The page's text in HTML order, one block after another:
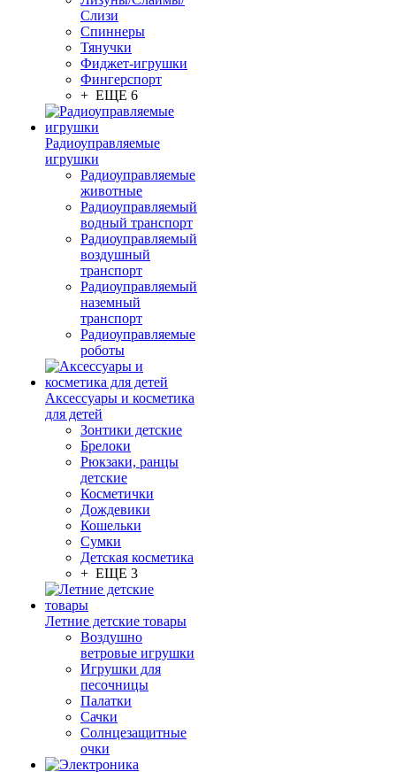
Слизи
Спиннеры
Тянучки
Фиджет-игрушки
Фингерспорт
+ ЕЩЕ 6
Радиоуправляемые
игрушки
Радиоуправляемые
животные
Радиоуправляемый
водный транспорт
Радиоуправляемый
воздушный
транспорт
Радиоуправляемый
наземный
транспорт
Радиоуправляемые
роботы
Аксессуары и косметика
для детей
Зонтики детские
Брелоки
Рюкзаки, ранцы
детские
Косметички
Дождевики
Кошельки
Сумки
Детская косметика
+ ЕЩЕ 3
Летние детские товары
Воздушно
ветровые игрушки
Игрушки для
песочницы
Палатки
Сачки
Солнцезащитные
очки